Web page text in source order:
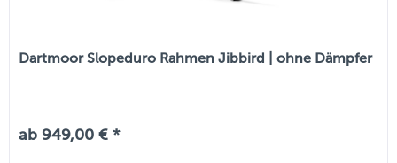
Dartmoor Slopeduro Rahmen Jibbird | ohne Dämpfer
ab 949,00 € *